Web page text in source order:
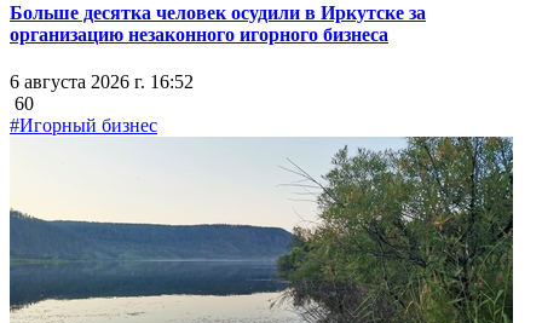
Больше десятка человек осудили в Иркутске за
организацию незаконного игорного бизнеса
6 августа 2026 г. 16:52
60
#Игорный бизнес